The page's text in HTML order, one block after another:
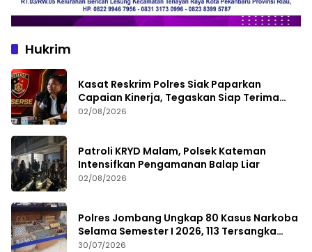
Hukrim
Kasat Reskrim Polres Siak Paparkan
Capaian Kinerja, Tegaskan Siap Terima
Kritik dan Evaluasi
02/08/2026
Patroli KRYD Malam, Polsek Kateman
Intensifkan Pengamanan Balap Liar
02/08/2026
Polres Jombang Ungkap 80 Kasus Narkoba
Selama Semester I 2026, 113 Tersangka
Diamankan
30/07/2026